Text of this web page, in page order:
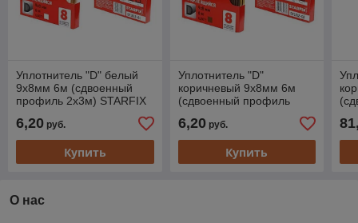
Уплотнитель "D" белый
9х8мм 6м (сдвоенный
профиль 2х3м) STARFIX
6,20 руб.
Купить
Уплотнитель "D"
коричневый 9х8мм 6м
(сдвоенный профиль
6,20руб.
Купить
О нас